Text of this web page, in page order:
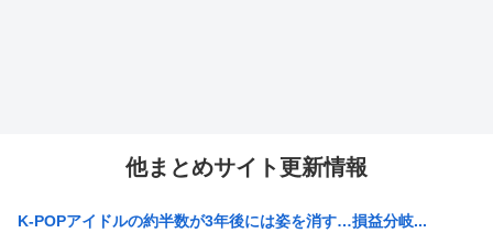
他まとめサイト更新情報
K-POPアイドルの約半数が3年後には姿を消す…損益分岐...